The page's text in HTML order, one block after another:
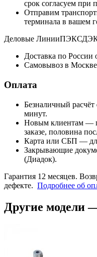
срок согласуем при
Отправим
терминала в вашем
Деловые ЛинииПЭК
Доставка по России
Самовывоз в
Оплата
Безналичный расчёт
минут.
Новым клиентам —
заказе, половина
Карта или СБП —
Закрывающие
(Диадок).
Гарантия 12 месяцев.
дефекте. Подробнее об
Другие модели